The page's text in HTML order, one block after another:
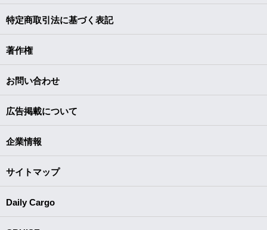
特定商取引法に基づく表記
著作権
お問い合わせ
広告掲載について
企業情報
サイトマップ
Daily Cargo